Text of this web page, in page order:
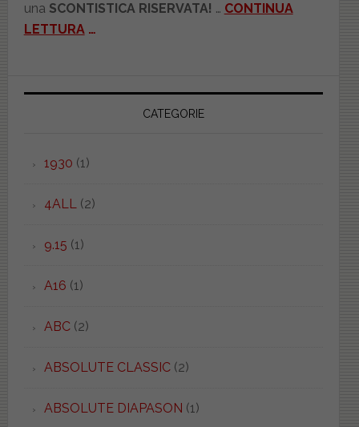
una SCONTISTICA RISERVATA! … CONTINUA
LETTURA…
CATEGORIE
1930 (1)
4ALL(2)
9.15 (1)
A16 (1)
ABC(2)
ABSOLUTE CLASSIC(2)
ABSOLUTE DIAPASON (1)